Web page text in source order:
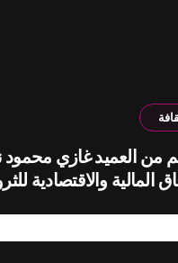
من العميد غازي
المالية والاقتصادية